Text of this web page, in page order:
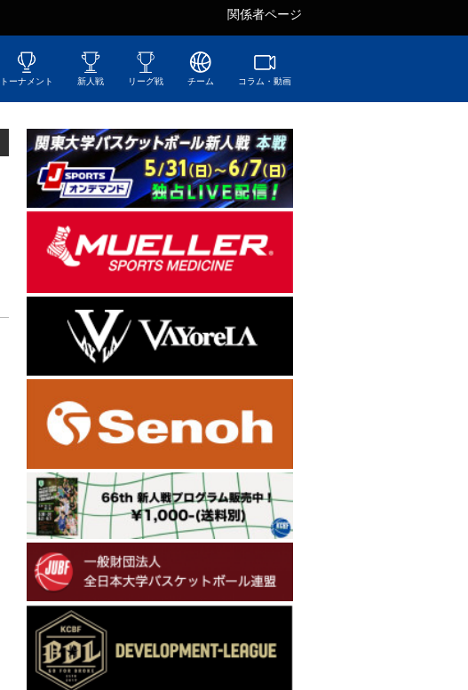
関係者ページ
トーナメント 新人戦 リーグ戦 チーム コラム・動画